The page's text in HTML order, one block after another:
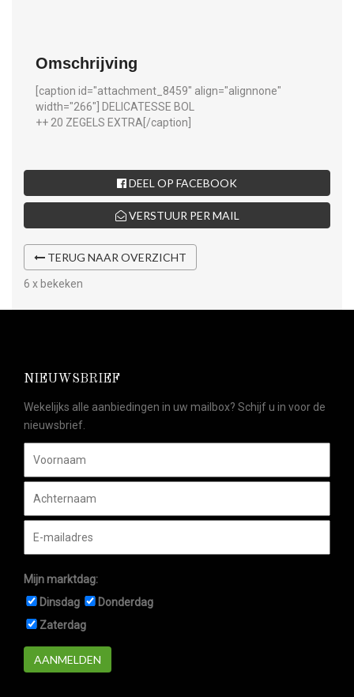
Omschrijving
[caption id="attachment_8459" align="alignnone"
width="266"]
DELICATESSE BOL
++ 20 ZEGELS EXTRA[/caption]
DEEL OP FACEBOOK
VERSTUUR PER MAIL
TERUG NAAR OVERZICHT
6 x bekeken
NIEUWSBRIEF
Wekelijks alle aanbiedingen in uw mailbox? Schijf u in voor de
nieuwsbrief.
Mijn marktdag:
Dinsdag
Donderdag
Zaterdag
AANMELDEN